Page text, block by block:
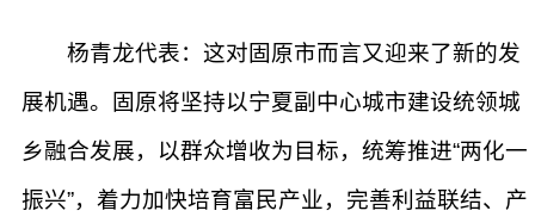
杨青龙代表：这对固原市而言又迎来了新的发
展机遇。固原将坚持以宁夏副中心城市建设统领城
乡融合发展，以群众增收为目标，统筹推进“两化一
振兴”，着力加快培育富民产业，完善利益联结、产